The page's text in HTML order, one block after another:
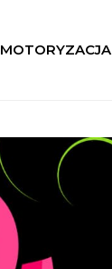
MOTORYZACJA